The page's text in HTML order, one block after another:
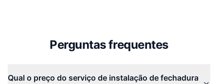
Perguntas frequentes
Qual o preço do serviço de instalação de fechadura